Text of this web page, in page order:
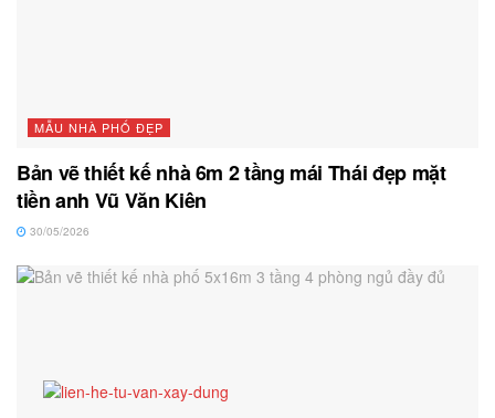
MẪU NHÀ PHỐ ĐẸP
Bản vẽ thiết kế nhà 6m 2 tầng mái Thái đẹp mặt
tiền anh Vũ Văn Kiên
30/05/2026